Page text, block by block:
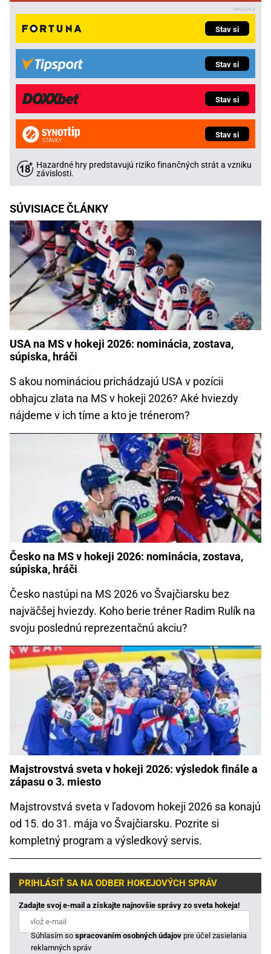
Stav si
Stav si
Stav si
Stav si
Hazardné hry predstavujú riziko finančných strát a vzniku
závislosti.
SÚVISIACE ČLÁNKY
USA na MS v hokeji 2026: nominácia, zostava,
súpiska, hráči
S akou nomináciou prichádzajú USA v pozícii
obhajcu zlata na MS v hokeji 2026? Aké hviezdy
nájdeme v ich tíme a kto je trénerom?
Česko na MS v hokeji 2026: nominácia, zostava,
súpiska, hráči
Česko nastúpi na MS 2026 vo Švajčiarsku bez
najväčšej hviezdy. Koho berie tréner Radim Rulík na
svoju poslednú reprezentačnú akciu?
Majstrovstvá sveta v hokeji 2026: výsledok finále a
zápasu o 3. miesto
Majstrovstvá sveta v ľadovom hokeji 2026 sa konajú
od 15. do 31. mája vo Švajčiarsku. Pozrite si
kompletný program a výsledkový servis.
PRIHLÁSIŤ SA NA ODBER HOKEJOVÝCH SPRÁV
Zadajte svoj e-mail a získajte najnovšie správy zo sveta hokeja!
Súhlasím sospracovaním osobných údajovpre účel zasielania
reklamných správ